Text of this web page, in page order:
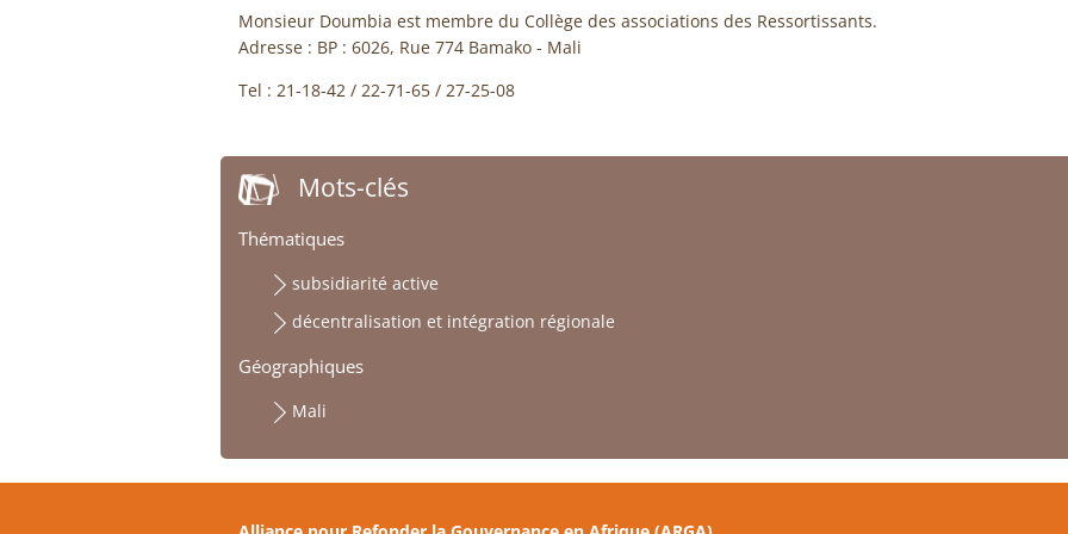
Monsieur Doumbia est membre du Collège des associations des Ressortissants.
Adresse : BP : 6026, Rue 774 Bamako - Mali
Tel : 21-18-42 / 22-71-65 / 27-25-08
Mots-clés
Thématiques
subsidiarité active
décentralisation et intégration régionale
Géographiques
Mali